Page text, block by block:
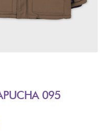
095